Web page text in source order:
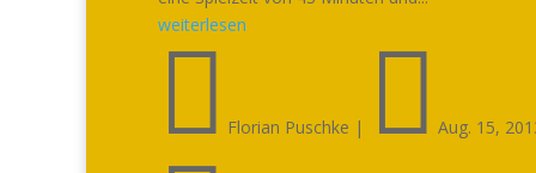
weiterlesen
 Florian Puschke |  Aug. 15,